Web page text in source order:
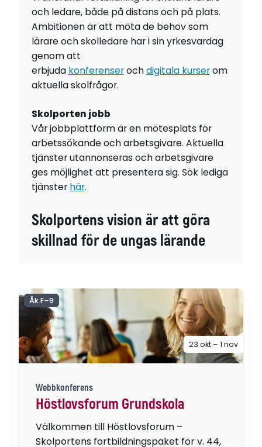
och ledare, både på distans och på plats.
Ambitionen är att möta de behov som
lärare och skolledare har i sin yrkesvardag
genom att
erbjuda konferenserochdigitala kurserom
aktuella skolfrågor.
Skolporten jobb
Vår jobbplattform är en mötesplats för
arbetssökande och arbetsgivare. Aktuella
tjänster utannonseras och arbetsgivare
ges möjlighet att presentera sig. Sök lediga
tjänster här.
Skolportens vision är att göra
skillnad för de ungas lärande
Webbkonferens
Höstlovsforum Grundskola
Välkommen till Höstlovsforum –
Skolportens fortbildningspaket för v. 44,
Åk F–9
23 okt – 1 nov